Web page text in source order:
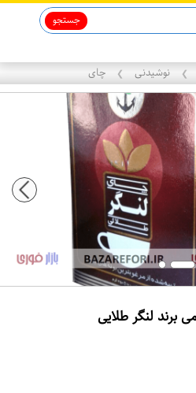
جستجو
❯ نوشیدنی ❯ چای